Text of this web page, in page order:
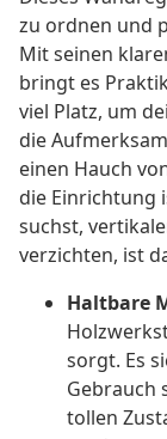
zu ordnen und
Mit seinen
bringt es
viel Platz, um
die
einen Hauch
die Einrichtung
suchst,
verzichten, ist
Haltbare
sorgt. Es
Gebrauch
tollen